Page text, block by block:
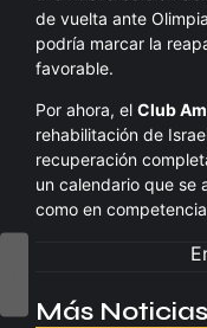
de vuelta ante
podría marcar la
favorable.
Por ahora, el Club
rehabilitación de
recuperación
un calendario que se
como en
Más Noticias